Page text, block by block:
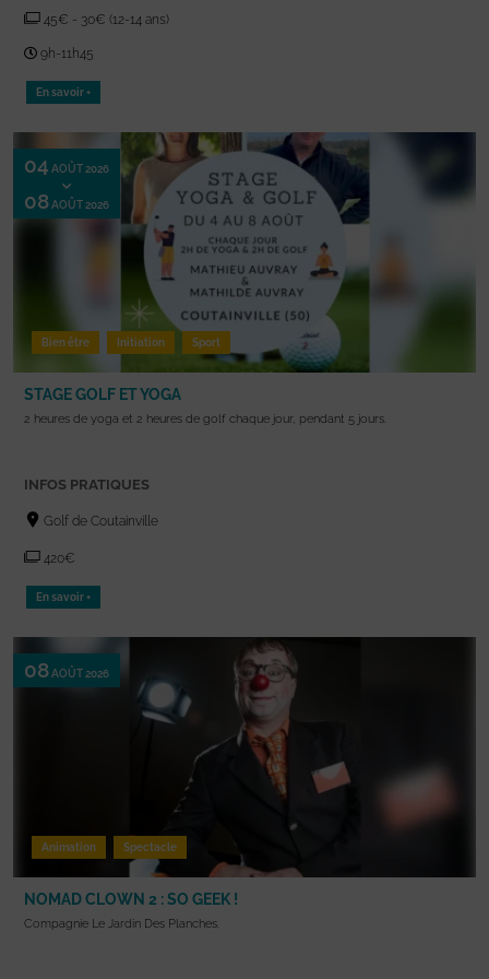
45€ - 30€ (12-14 ans)
9h-11h45
En savoir +
04 AOÛT 2026
08 AOÛT 2026
Bien être Initiation Sport
STAGE GOLF ET YOGA
2 heures de yoga et 2 heures de golf chaque jour, pendant 5 jours.
INFOS PRATIQUES
Golf de Coutainville
420€
En savoir +
08 AOÛT 2026
Animation Spectacle
NOMAD CLOWN 2 : SO GEEK !
Compagnie Le Jardin Des Planches.